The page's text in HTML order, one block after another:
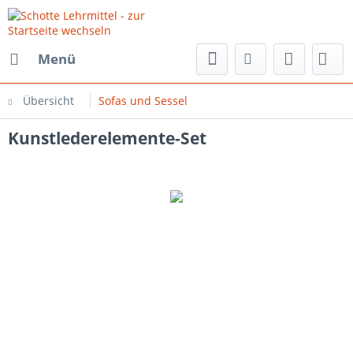
Menü
Übersicht Sofas und Sessel
Kunstlederelemente-Set